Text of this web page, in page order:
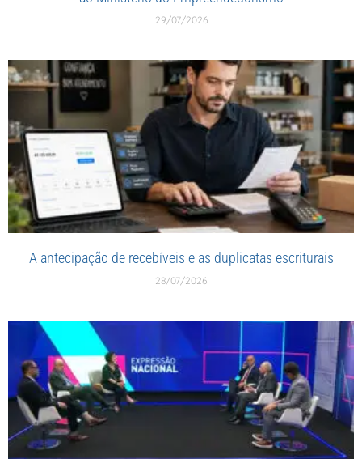
29/07/2026
A antecipação de recebíveis e as duplicatas escriturais
28/07/2026